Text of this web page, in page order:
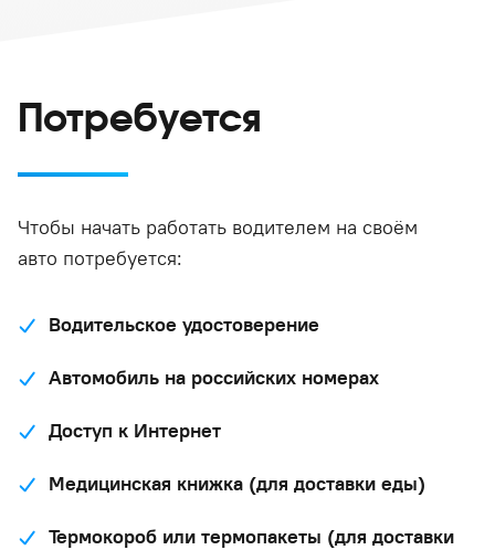
Потребуется
Чтобы начать работать водителем на своём
авто потребуется:
Водительское удостоверение
Автомобиль на российских номерах
Доступ к Интернет
Медицинская книжка (для доставки еды)
Термокороб или термопакеты (для доставки